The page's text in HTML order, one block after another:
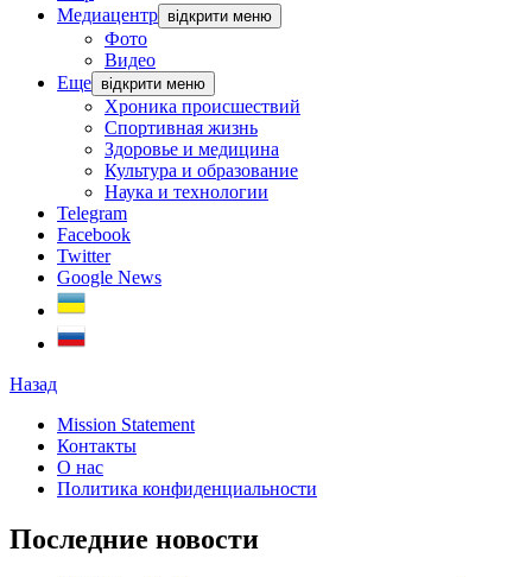
Медиацентр відкрити меню
Фото
Видео
Еще відкрити меню
Хроника происшествий
Спортивная жизнь
Здоровье и медицина
Культура и образование
Наука и технологии
Telegram
Facebook
Twitter
Google News
Назад
Mission Statement
Контакты
О нас
Политика конфиденциальности
Последние новости